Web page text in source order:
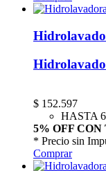
$ 152.597
HASTA 6
5% OFF
* Precio sin
Comprar